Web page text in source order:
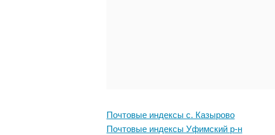
Почтовые индексы с. Казырово
Почтовые индексы Уфимский р-н